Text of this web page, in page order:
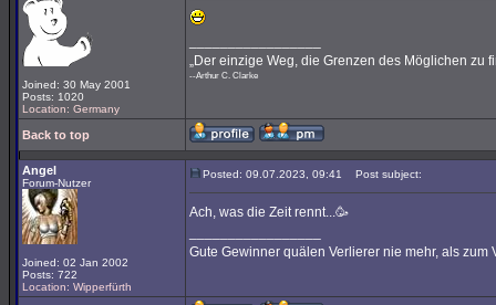
Joined: 30 May 2001
Posts: 1020
Location: Germany
„Der einzige Weg, die Grenzen des Möglichen zu
--Arthur C. Clarke
Back to top
Angel
Forum-Nutzer
Joined: 02 Jan 2002
Posts: 722
Location: Wipperfürth
Posted: 09.07.2023, 09:41 Post subject:
Ach, was die Zeit rennt...🥳
Gute Gewinner quälen Verlierer nie mehr, als zum